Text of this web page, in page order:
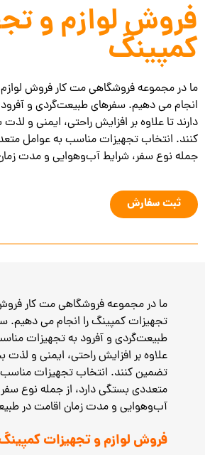
فروش لوازم و
کمپینگ
ما در مجموعه فروشگاهی مت کار فروش
انجام می دهیم. سفرهای طبیعت‌گردی و
دارند تا علاوه بر افزایش راحتی، ایمنی و
کنند. انتخاب تجهیزات مناسب به عوامل
جمله نوع سفر، شرایط آب‌وهوایی و مدت
ثبت سفارش
ما در مجموعه فروشگاهی مت کار
تجهیزات کمپینگ را انجام می دهیم.
طبیعت‌گردی و آفرود به تجهیزات مناسب
علاوه بر افزایش راحتی، ایمنی و لذت‌
تضمین کنند. انتخاب تجهیزات
متعددی بستگی دارد، از جمله نوع
آب‌وهوایی و مدت زمان اقامت در
فروش لوازم و تجهیزات